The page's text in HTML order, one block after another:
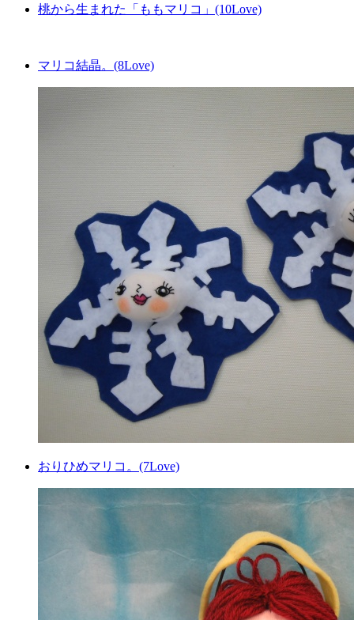
桃から生まれた「ももマリコ」(10Love)
マリコ結晶。(8Love)
おりひめマリコ。(7Love)